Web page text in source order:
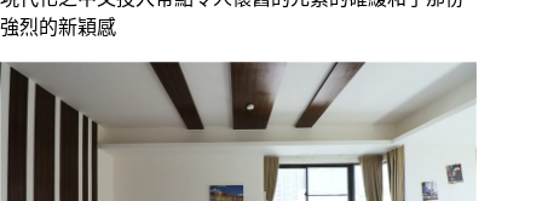
強烈的新穎感